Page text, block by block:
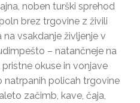
noben turški sprehod
brez trgovine z živili
vsakdanje življenje v
– natančneje na
okuse in vonjave
natrpanih policah trgovine
začimb, kave, čaja,